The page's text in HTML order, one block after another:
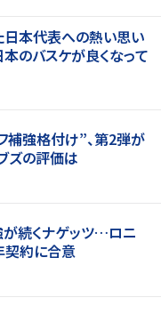
日本代表への熱い思い
本のバスケが良くなって
補強格付け”、第2弾が
ズの評価は
続くナゲッツ…ロニ
契約に合意